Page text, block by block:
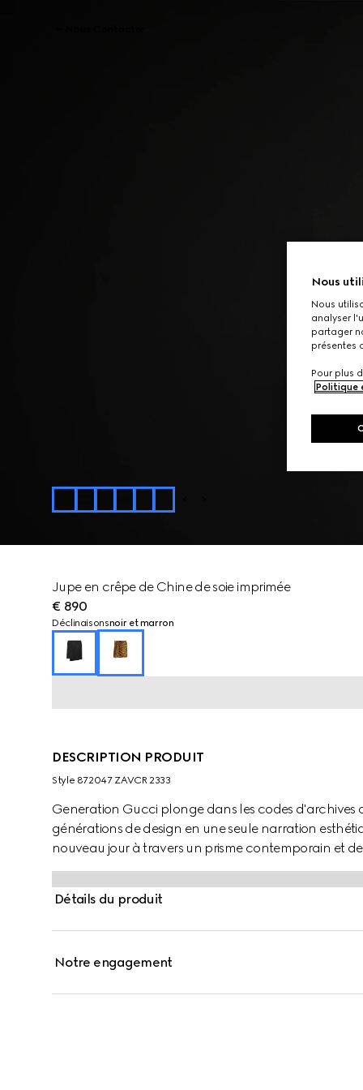
Jupe en crêpe de Chine de soie imprimée
€ 890
Déclinaisonsnoir et marron
DESCRIPTION PRODUIT
Style ‎872047 ZAVCR 2333
Generation Gucci plonge dans les codes d'archives
générations de design en une seule narration
nouveau jour à travers un prisme contemporain et
crêpe de chine de soie, cette jupe se distingue par
Détails du produit
Notre engagement
Nous
Nous
analyser
partager
présentes
Pour plus
Politique